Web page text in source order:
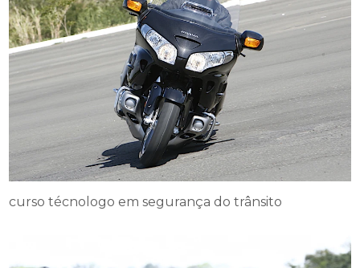
curso técnologo em segurança do trânsito